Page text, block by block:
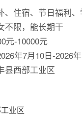
、住宿、节日福利
不限，能长期干
元-10000元
年7月10日-2026
县西部工业区
业区